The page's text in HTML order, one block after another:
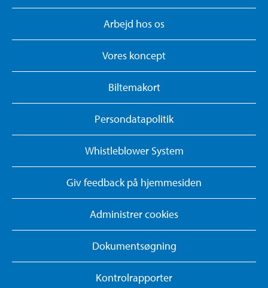
Arbejd hos os
Vores koncept
Biltemakort
Persondatapolitik
Whistleblower System
Giv feedback på hjemmesiden
Administrer cookies
Dokumentsøgning
Kontrolrapporter